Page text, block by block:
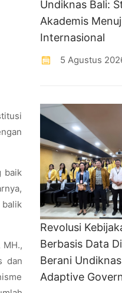
baik
MH.,
dan
Undiknas Bali:
Akademis
Internasional
5 Agustus
Revolusi
Berbasis Data
Berani
Adaptive